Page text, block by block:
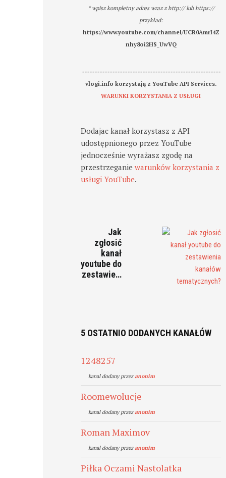
* wpisz kompletny adres wraz z http:// lub https://
przykład:
https://www.youtube.com/channel/UCR0AmrI4Z
nhy8oi2HS_UwVQ
-------------------------------------------------------
vlogi.info korzystają z YouTube API Services.
WARUNKI KORZYSTANIA Z USŁUGI
Dodajac kanał korzystasz z API
udostępnionego przez YouTube
jednocześnie wyrażasz zgodę na
przestrzeganiewarunków korzystania z
usługi YouTube.
Jak
zgłosić
kanał
youtube do
zestawie…
5 OSTATNIO DODANYCH KANAŁÓW
1248257
kanal dodany przezanonim
Roomewolucje
kanal dodany przezanonim
Roman Maximov
kanal dodany przezanonim
Piłka Oczami Nastolatka